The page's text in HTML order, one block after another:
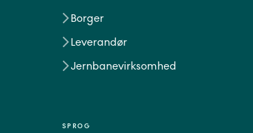
Borger
Leverandør
Jernbanevirksomhed
SPROG